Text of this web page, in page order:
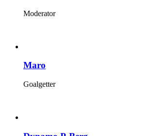
Moderator
Maro
Goalgetter